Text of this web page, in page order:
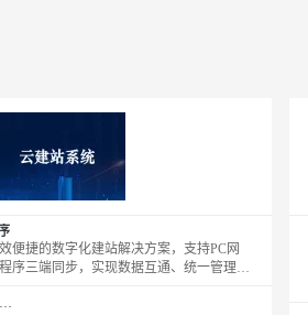
便捷的数字化建站解决方案，支持PC网
序三端同步，实现数据互通、统一管理。
IP与高速访问空间，助力网站稳定运行与
北京君云时代科技有限公司